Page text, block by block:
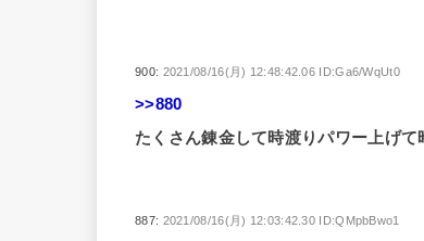
900: 2021/08/16(月) 12:48:42.06 ID:Ga6/WqUt0
>>880
たくさん錬金して時渡りパワー上げて
887: 2021/08/16(月) 12:03:42.30 ID:QMpbBwo1